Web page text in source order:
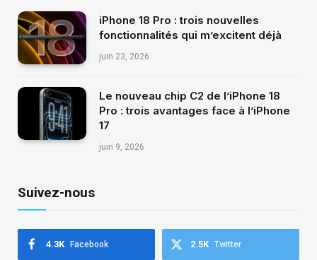
iPhone 18 Pro : trois nouvelles
fonctionnalités qui m’excitent déjà
juin 23, 2026
Le nouveau chip C2 de l’iPhone 18
Pro : trois avantages face à l’iPhone
17
juin 9, 2026
Suivez-nous
Facebook
4.3K Twitter
2.5K